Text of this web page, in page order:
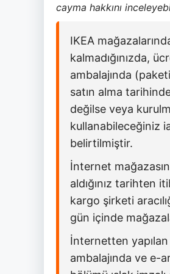
cayma hakkını
IKEA
kalmadığınızda,
ambalajında
satın alma
değilse veya
kullanabileceğiniz
belirtilmiştir.
İnternet
aldığınız tarihten
kargo şirketi
gün içinde
İnternetten
ambalajında ve e-